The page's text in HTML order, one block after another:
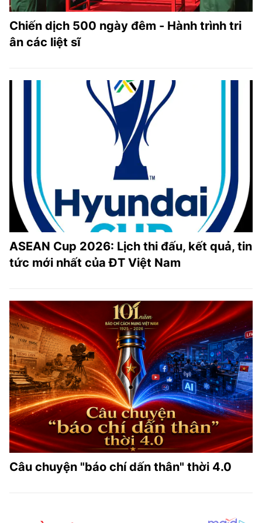
Chiến dịch 500 ngày đêm - Hành trình tri
ân các liệt sĩ
ASEAN Cup 2026: Lịch thi đấu, kết quả, tin
tức mới nhất của ĐT Việt Nam
Câu chuyện "báo chí dấn thân" thời 4.0